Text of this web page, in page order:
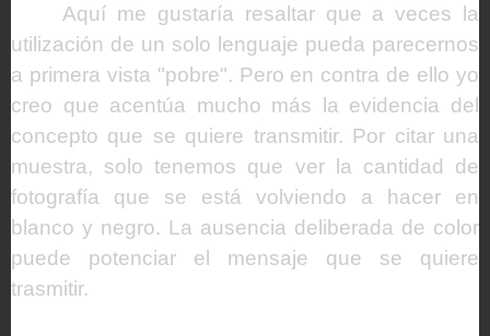
Aquí me gustaría resaltar que a veces la
utilización de un solo lenguaje pueda parecernos
a primera vista "pobre". Pero en contra de ello yo
creo que acentúa mucho más la evidencia del
concepto que se quiere transmitir. Por citar una
muestra, solo tenemos que ver la cantidad de
fotografía que se está volviendo a hacer en
blanco y negro. La ausencia deliberada de color
puede potenciar el mensaje que se quiere
trasmitir.